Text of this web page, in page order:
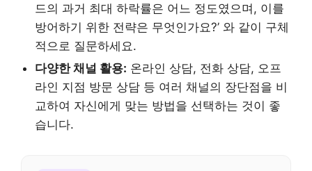
드의 과거 최대 하락률은 어느 정도였으며, 이를
방어하기 위한 전략은 무엇인가요?’ 와 같이 구체
적으로 질문하세요.
다양한 채널 활용: 온라인 상담, 전화 상담, 오프
라인 지점 방문 상담 등 여러 채널의 장단점을 비
교하여 자신에게 맞는 방법을 선택하는 것이 좋
습니다.